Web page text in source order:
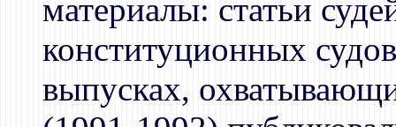
материалы: статьи
конституционных
выпусках,